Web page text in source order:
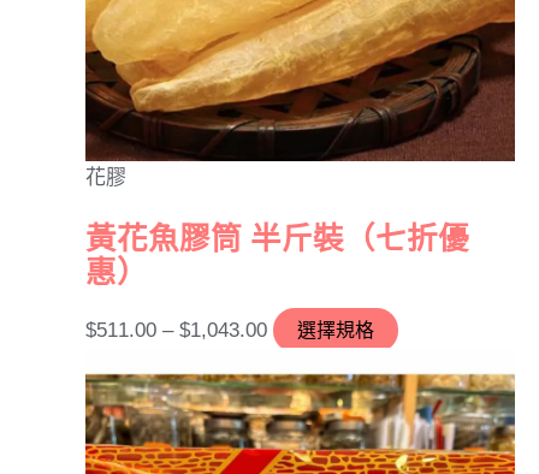
花膠
黃花魚膠筒 半斤裝（七折優
惠）
$511.00 – $1,043.00 選擇規格